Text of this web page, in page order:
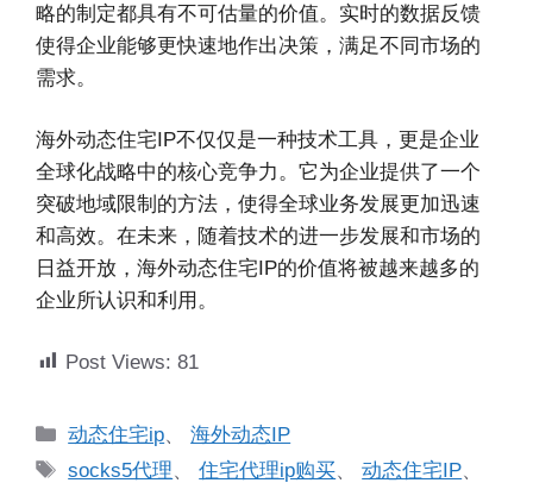
略的制定都具有不可估量的价值。实时的数据反馈
使得企业能够更快速地作出决策，满足不同市场的
需求。
海外动态住宅IP不仅仅是一种技术工具，更是企业
全球化战略中的核心竞争力。它为企业提供了一个
突破地域限制的方法，使得全球业务发展更加迅速
和高效。在未来，随着技术的进一步发展和市场的
日益开放，海外动态住宅IP的价值将被越来越多的
企业所认识和利用。
Post Views: 81
分
动态住宅ip、海外动态IP
标
socks5代理、住宅代理ip购买、动态住宅IP、